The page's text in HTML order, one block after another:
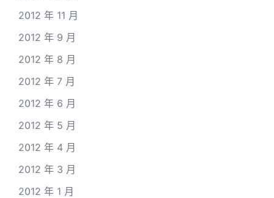
2012 年 11 月
2012 年 9 月
2012 年 8 月
2012 年 7 月
2012 年 6 月
2012 年 5 月
2012 年 4 月
2012 年 3 月
2012 年 1 月